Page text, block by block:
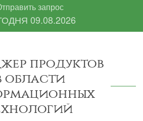
запрос
09.08.2026
продуктов
области